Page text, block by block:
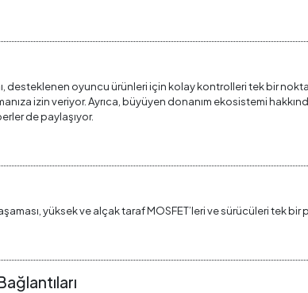
desteklenen oyuncu ürünleri için kolay kontrolleri tek bir
izin veriyor. Ayrıca, büyüyen donanım ekosistemi
de paylaşıyor.
yüksek ve alçak taraf MOSFET’leri ve sürücüleri tek